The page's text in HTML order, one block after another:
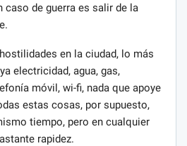
caso de guerra es salir de la
en la ciudad, lo más
electricidad, agua, gas,
móvil, wi-fi, nada que apoye
estas cosas, por supuesto,
tiempo, pero en cualquier
rapidez.